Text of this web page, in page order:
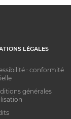
LÉGALES
: conformité
générales